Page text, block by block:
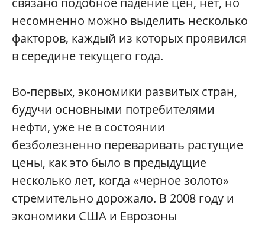
несомненно можно выделить несколько
факторов, каждый из которых проявился
в середине текущего года.
Во-первых, экономики развитых стран,
будучи основными потребителями
нефти, уже не в состоянии
безболезненно переваривать растущие
цены, как это было в предыдущие
несколько лет, когда «черное золото»
стремительно дорожало. В 2008 году и
экономики США и Еврозоны